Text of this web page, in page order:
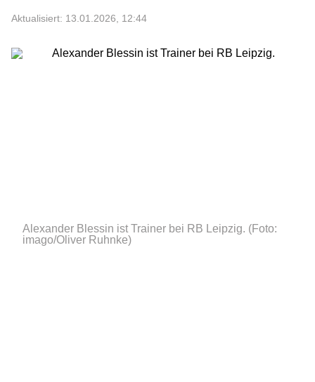
Aktualisiert: 13.01.2026, 12:44
Alexander Blessin ist Trainer bei RB Leipzig. (Foto:
imago/Oliver Ruhnke)